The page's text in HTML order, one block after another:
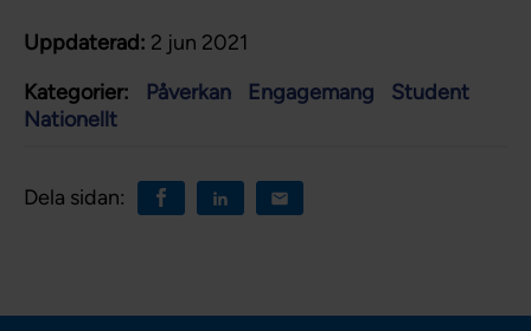
Uppdaterad: 2 jun 2021
Kategorier:
Påverkan Engagemang
Student
Nationellt
Dela sidan: